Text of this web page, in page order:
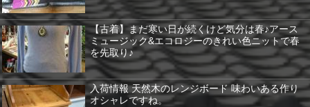
【古着】まだ寒い日が続くけど気分は春♪アース
ミュージック&エコロジーのきれい色ニットで春
を先取り♪
入荷情報 天然木のレンジボード 味わいある作り
オシャレですね。